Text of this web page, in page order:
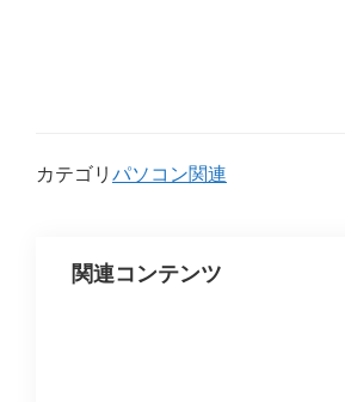
カテゴリ パソコン関連
関連コンテンツ